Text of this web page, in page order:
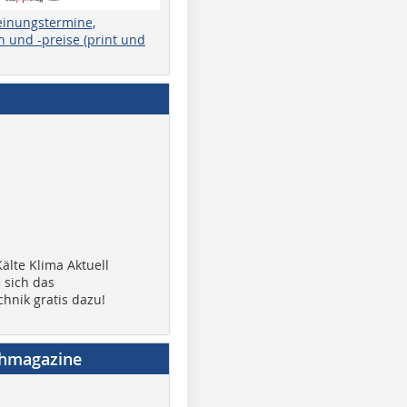
und -preise (print und
Klima Aktuell
sich das
gratis dazu!